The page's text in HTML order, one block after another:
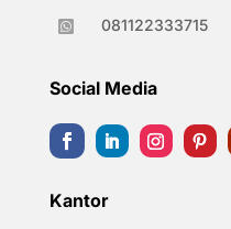
 081122333715
Social Media
Kantor